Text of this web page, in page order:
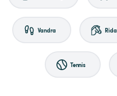
Vandra Rida
Tennis